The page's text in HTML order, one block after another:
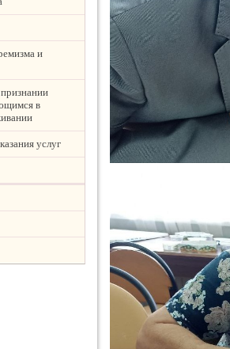
и
в
услуг